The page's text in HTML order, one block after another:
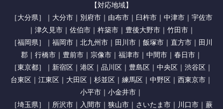
【対応地域】
［大分県］｜大分市｜別府市｜由布市｜臼杵市｜中津市｜宇佐市
｜津久見市｜佐伯市｜杵築市｜豊後大野市｜竹田市｜
［福岡県］｜福岡市｜北九州市｜田川市｜飯塚市｜直方市｜田川
郡｜行橋市｜豊前市｜宗像市｜福津市｜中間市｜春日市｜
［東京都］｜新宿区｜港区｜品川区｜豊島区｜中央区｜渋谷区｜
台東区｜江東区｜大田区｜杉並区｜練馬区｜中野区｜西東京市｜
小平市｜小金井市｜
［埼玉県］｜所沢市｜入間市｜狭山市｜さいたま市｜川口市｜蕨